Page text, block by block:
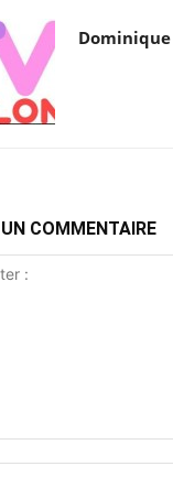
Dominique
COMMENTAIRE